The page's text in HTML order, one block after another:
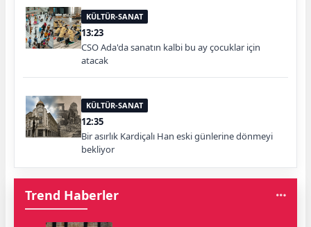
KÜLTÜR-SANAT
13:23
CSO Ada'da sanatın kalbi bu ay çocuklar için
atacak
KÜLTÜR-SANAT
12:35
Bir asırlık Kardiçalı Han eski günlerine dönmeyi
bekliyor
Trend Haberler